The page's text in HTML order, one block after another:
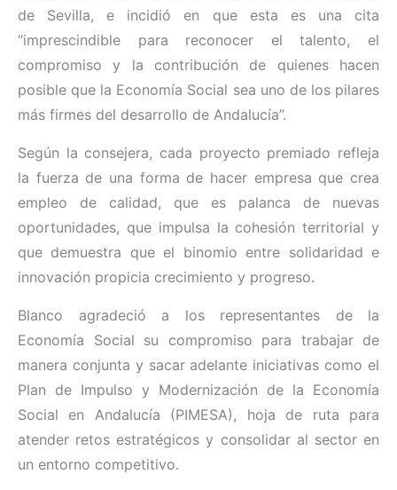
de Sevilla, e incidió en que esta es una cita
“imprescindible para reconocer el talento, el
compromiso y la contribución de quienes hacen
posible que la Economía Social sea uno de los pilares
más firmes del desarrollo de Andalucía”.
Según la consejera, cada proyecto premiado refleja
la fuerza de una forma de hacer empresa que crea
empleo de calidad, que es palanca de nuevas
oportunidades, que impulsa la cohesión territorial y
que demuestra que el binomio entre solidaridad e
innovación propicia crecimiento y progreso.
Blanco agradeció a los representantes de la
Economía Social su compromiso para trabajar de
manera conjunta y sacar adelante iniciativas como el
Plan de Impulso y Modernización de la Economía
Social en Andalucía (PIMESA), hoja de ruta para
atender retos estratégicos y consolidar al sector en
un entorno competitivo.